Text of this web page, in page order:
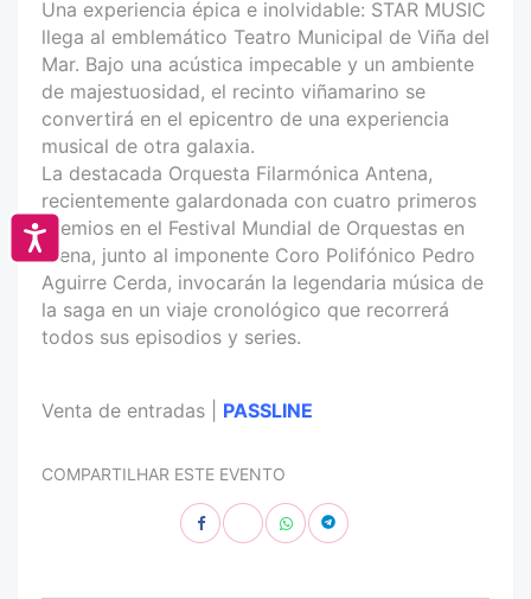
Accesibilidad
Una experiencia épica e inolvidable: STAR MUSIC
llega al emblemático Teatro Municipal de Viña del
Mar. Bajo una acústica impecable y un ambiente
de majestuosidad, el recinto viñamarino se
convertirá en el epicentro de una experiencia
musical de otra galaxia.
La destacada Orquesta Filarmónica Antena,
recientemente galardonada con cuatro primeros
premios en el Festival Mundial de Orquestas en
Viena, junto al imponente Coro Polifónico Pedro
Aguirre Cerda, invocarán la legendaria música de
la saga en un viaje cronológico que recorrerá
todos sus episodios y series.
Venta de entradas | PASSLINE
COMPARTILHAR ESTE EVENTO